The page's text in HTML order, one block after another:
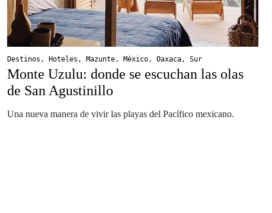
Destinos , Hoteles , Mazunte , México , Oaxaca , Sur
Monte Uzulu: donde se escuchan las olas
de San Agustinillo
Una nueva manera de vivir las playas del Pacífico mexicano.